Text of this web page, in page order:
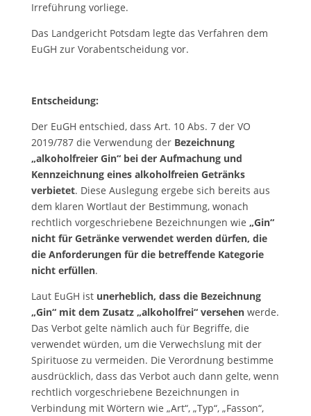
Irreführung vorliege.
Das Landgericht Potsdam legte das Verfahren dem
EuGH zur Vorabentscheidung vor.
Entscheidung:
Der EuGH entschied, dass Art. 10 Abs. 7 der VO
2019/787 die Verwendung der Bezeichnung
„alkoholfreier Gin“ bei der Aufmachung und
Kennzeichnung eines alkoholfreien Getränks
verbietet. Diese Auslegung ergebe sich bereits aus
dem klaren Wortlaut der Bestimmung, wonach
rechtlich vorgeschriebene Bezeichnungen wie „Gin“
nicht für Getränke verwendet werden dürfen, die
die Anforderungen für die betreffende Kategorie
nicht erfüllen.
Laut EuGH ist unerheblich, dass die Bezeichnung
„Gin“ mit dem Zusatz „alkoholfrei“ versehenwerde.
Das Verbot gelte nämlich auch für Begriffe, die
verwendet würden, um die Verwechslung mit der
Spirituose zu vermeiden. Die Verordnung bestimme
ausdrücklich, dass das Verbot auch dann gelte, wenn
rechtlich vorgeschriebene Bezeichnungen in
Verbindung mit Wörtern wie „Art“, „Typ“, „Fasson“,